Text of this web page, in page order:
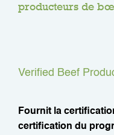
producteurs de
Verified Beef
Fournit la
certification du